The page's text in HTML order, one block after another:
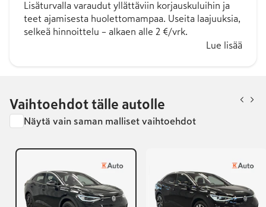
Lisäturvalla varaudut yllättäviin korjauskuluihin ja
teet ajamisesta huolettomampaa. Useita laajuuksia,
selkeä hinnoittelu – alkaen alle 2 €/vrk.
Lue lisää
Vaihtoehdot tälle autolle
Näytä vain saman malliset vaihtoehdot